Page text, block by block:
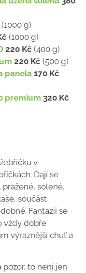
(1000 g)
(1000 g)
220 Kč (400 g)
220 Kč (500 g)
panela 170 Kč
premium 320 Kč
v
Dají se
solené,
součást
Fantazii se
vždy dobře
výraznější chuť a
to není jen